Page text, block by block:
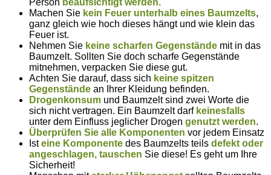
Machen Sie kein Feuer unterhalb eines Baumzelts,
ganz gleich wie hoch dieses hängt und wie klein das
Feuer ist.
Nehmen Sie keine scharfen Gegenstände mit in das
Baumzelt. Sollten Sie doch scharfe Gegenstände
mitnehmen, verpacken Sie diese gut.
Achten Sie darauf, dass sich keine spitzen
Gegenstände an Ihrer Kleidung befinden.
Drogenkonsum und Baumzelt sind zwei Worte die
sich nicht vertragen. Ein Baumzelt darf keinesfalls
unter dem Einfluss jeglicher Drogen genutzt werden.
Überprüfen Sie alle Komponenten vor jedem Einsatz
Isteine Komponente des Baumzelts teils defekt oder
angeschlagen, tauschen Sie diese! Es geht um Ihre
Sicherheit!